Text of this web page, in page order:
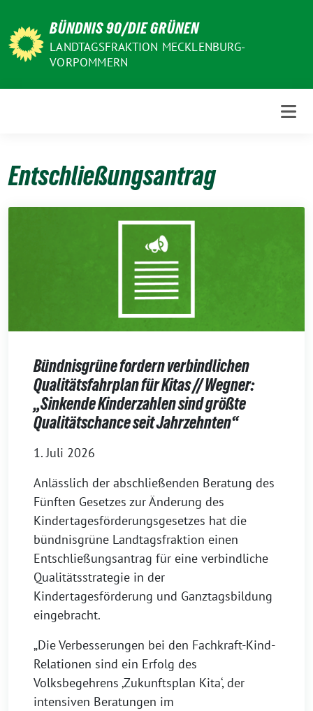
zum
Inhalt
BÜNDNIS 90/DIE GRÜNEN
LANDTAGSFRAKTION MECKLENBURG-
VORPOMMERN
Entschließungsantrag
Bündnisgrüne fordern verbindlichen
Qualitätsfahrplan für Kitas // Wegner:
„Sinkende Kinderzahlen sind größte
Qualitätschance seit Jahrzehnten“
1. Juli 2026
Anlässlich der abschließenden Beratung des
Fünften Gesetzes zur Änderung des
Kindertagesförderungsgesetzes hat die
bündnisgrüne Landtagsfraktion einen
Entschließungsantrag für eine verbindliche
Qualitätsstrategie in der
Kindertagesförderung und Ganztagsbildung
eingebracht.
„Die Verbesserungen bei den Fachkraft-Kind-
Relationen sind ein Erfolg des
Volksbegehrens ‚Zukunftsplan Kita‘, der
intensiven Beratungen im